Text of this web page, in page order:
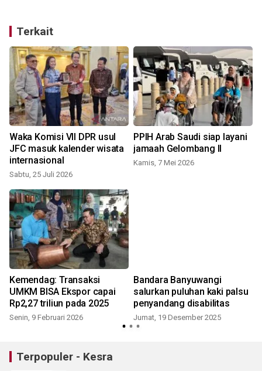
Terkait
Waka Komisi VII DPR usul
JFC masuk kalender wisata
internasional
Sabtu, 25 Juli 2026
PPIH Arab Saudi siap layani
jamaah Gelombang II
Kamis, 7 Mei 2026
Kemendag: Transaksi
UMKM BISA Ekspor capai
Rp2,27 triliun pada 2025
Senin, 9 Februari 2026
Bandara Banyuwangi
salurkan puluhan kaki palsu
penyandang disabilitas
Jumat, 19 Desember 2025
Terpopuler - Kesra